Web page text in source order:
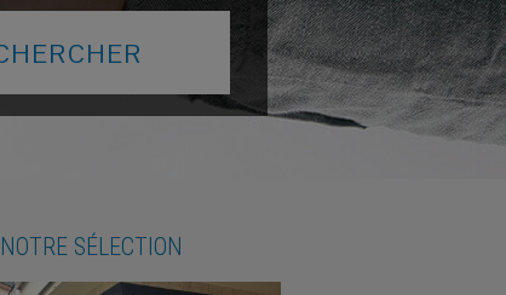
NOTRE SÉLECTION